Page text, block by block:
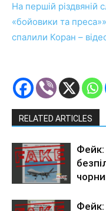
На першій різдвяній
«бойовики та преса»»
спалили Коран –
RELATED ARTICLES
Фейк:
Фейк: